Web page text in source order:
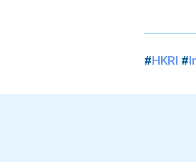
#HKRI #